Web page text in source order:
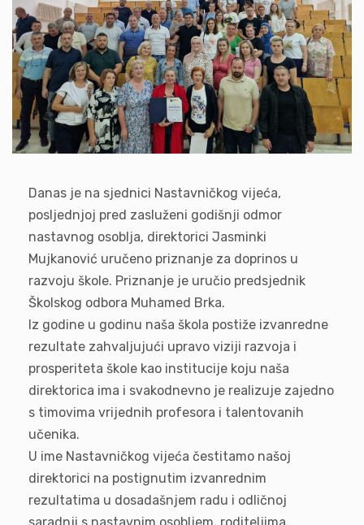
Danas je na sjednici Nastavničkog vijeća,
posljednjoj pred zasluženi godišnji odmor
nastavnog osoblja, direktorici Jasminki
Mujkanović uručeno priznanje za doprinos u
razvoju škole. Priznanje je uručio predsjednik
Školskog odbora Muhamed Brka.
Iz godine u godinu naša škola postiže izvanredne
rezultate zahvaljujući upravo viziji razvoja i
prosperiteta škole kao institucije koju naša
direktorica ima i svakodnevno je realizuje zajedno
s timovima vrijednih profesora i talentovanih
učenika.
U ime Nastavničkog vijeća čestitamo našoj
direktorici na postignutim izvanrednim
rezultatima u dosadašnjem radu i odličnoj
saradnji s nastavnim osobljem, roditeljima,